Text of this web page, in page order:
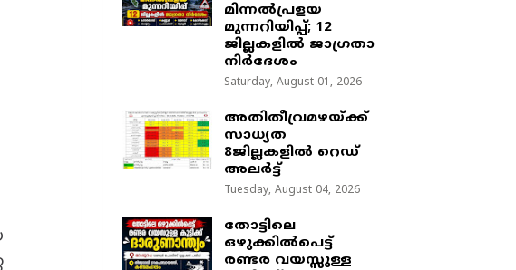
മിന്നൽപ്രളയ
മുന്നറിയിപ്പ്; 12
ജില്ലകളിൽ ജാഗ്രതാ
നിർദേശം
Saturday, August 01, 2026
അതിതീവ്രമഴയ്ക്ക്
സാധ്യത
8ജില്ലകളിൽ റെഡ്
അലർട്ട്
Tuesday, August 04, 2026
തോട്ടിലെ
ഒഴുക്കിൽപെട്ട്
രണ്ടര വയസ്സുള്ള